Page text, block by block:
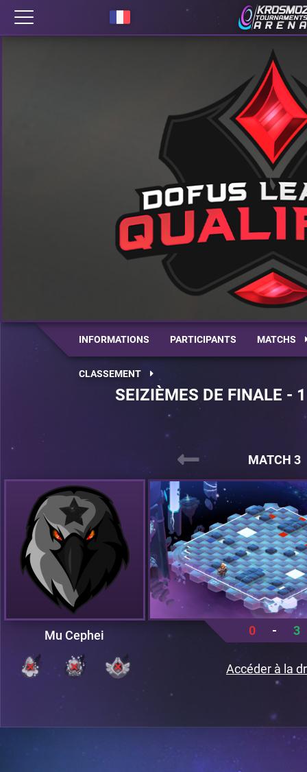
INFORMATIONS PARTICIPANTS MATCHS
CLASSEMENT
SEIZIÈMES DE FINALE
MATCH 3
Mu Cephei 0 - 3
Accéder à la